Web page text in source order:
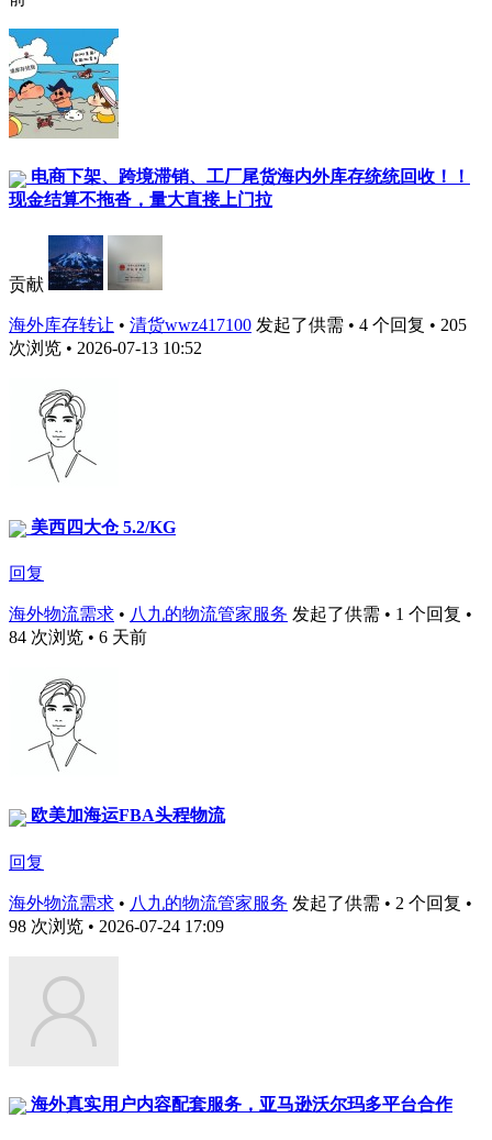
电商下架、跨境滞销、工厂尾货海内外库存统统回收！！
现金结算不拖沓，量大直接上门拉
贡献
海外库存转让 • 清货wwz417100 发起了供需 • 4 个回复 • 205
次浏览 • 2026-07-13 10:52
美西四大仓 5.2/KG
回复
海外物流需求 • 八九的物流管家服务 发起了供需 • 1 个回复 •
84 次浏览 • 6 天前
欧美加海运FBA头程物流
回复
海外物流需求 • 八九的物流管家服务 发起了供需 • 2 个回复 •
98 次浏览 • 2026-07-24 17:09
海外真实用户内容配套服务，亚马逊沃尔玛多平台合作